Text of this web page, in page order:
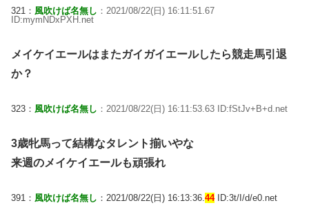
321： 風吹けば名無し ：2021/08/22(日) 16:11:51.67
ID:mymNDxPXH.net
メイケイエールはまたガイガイエールしたら競走馬引退
か？
323： 風吹けば名無し ：2021/08/22(日) 16:11:53.63 ID:fStJv+B+d.net
3歳牝馬って結構なタレント揃いやな
来週のメイケイエールも頑張れ
391： 風吹けば名無し ：2021/08/22(日) 16:13:36. 44ID:3t/I/d/e0.net